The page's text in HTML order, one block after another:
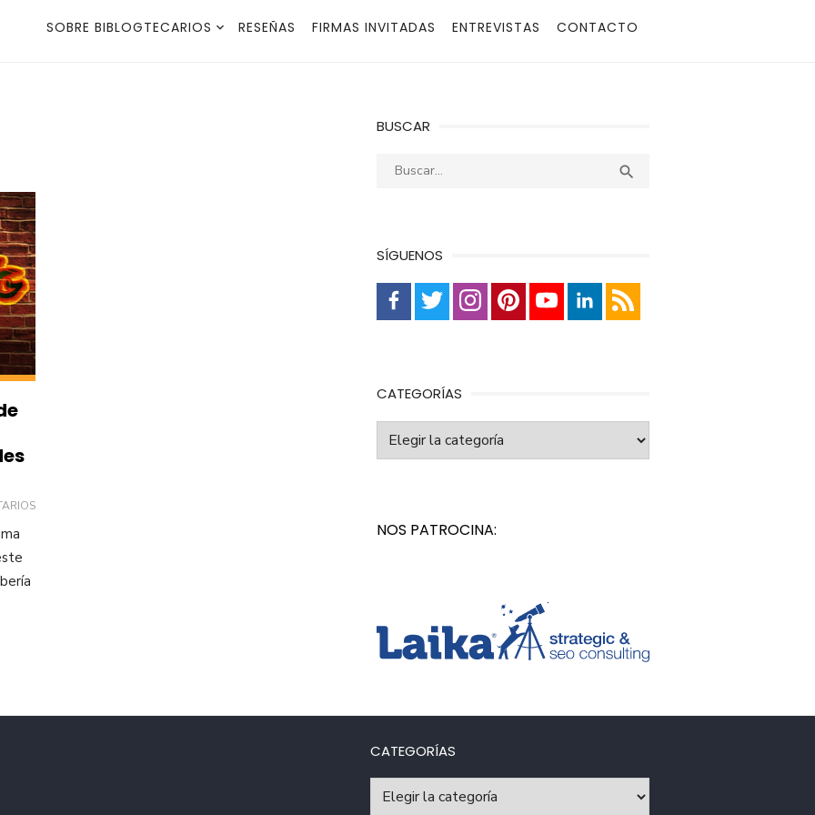
SOBRE BIBLOGTECARIOS RESEÑAS FIRMAS INVITADAS ENTREVISTAS CONTACTO
BUSCAR
Buscar: 
SÍGUENOS
CATEGORÍAS
NOS PATROCINA:
CATEGORÍAS